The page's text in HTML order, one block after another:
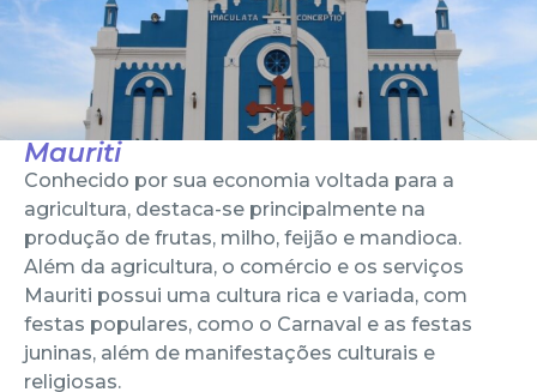
Mauriti
Conhecido por sua economia voltada para a
agricultura, destaca-se principalmente na
produção de frutas, milho, feijão e mandioca.
Além da agricultura, o comércio e os serviços
Mauriti possui uma cultura rica e variada, com
festas populares, como o Carnaval e as festas
juninas, além de manifestações culturais e
religiosas.